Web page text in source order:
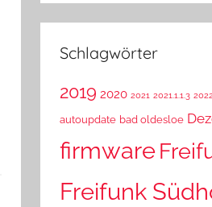
Schlagwörter
2019 2020 2021 2021.1.1.3
autoupdate bad oldesloe
firmware
Freifunk